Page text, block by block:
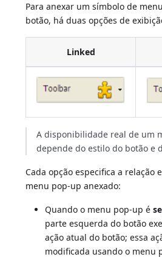
Para anexar um símbolo de
botão, há duas opções de
Linked
A disponibilidade real de um
depende do estilo do botão e
Cada opção especifica a relação
menu pop-up anexado:
Quando o menu pop-up é
parte esquerda do botão
ação atual do botão; essa
modificada usando o menu